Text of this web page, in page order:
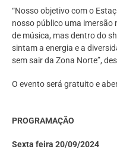
“Nosso objetivo com o
nosso público uma
de música, mas dentro do
sintam a energia e a
sem sair da Zona Norte”,
O evento será gratuito e
PROGRAMAÇÃO
Sexta feira 20/09/2024